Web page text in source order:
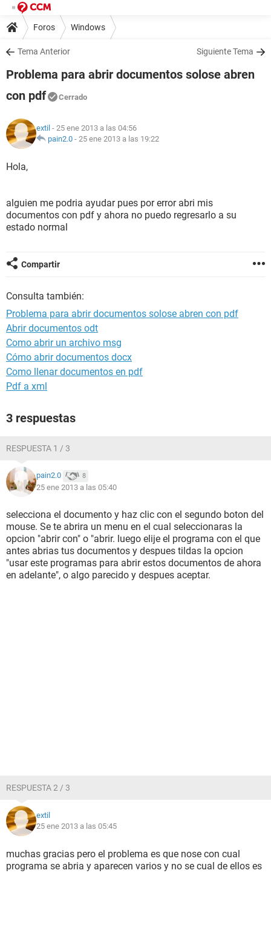
Foros Windows
Tema Anterior Siguiente Tema
Problema para abrir documentos solose abren
con pdf
Cerrado
extil - 25 ene 2013 a las 04:56
pain2.0 - 25 ene 2013 a las 19:22
Hola,
alguien me podria ayudar pues por error abri mis
documentos con pdf y ahora no puedo regresarlo a su
estado normal
Compartir
Consulta también:
Problema para abrir documentos solose abren con pdf
Abrir documentos odt
Como abrir un archivo msg
Cómo abrir documentos docx
Como llenar documentos en pdf
Pdf a xml
3 respuestas
RESPUESTA 1 / 3
pain2.0 8
25 ene 2013 a las 05:40
selecciona el documento y haz clic con el segundo boton del
mouse. Se te abrira un menu en el cual seleccionaras la
opcion "abrir con" o "abrir. luego elije el programa con el que
antes abrias tus documentos y despues tildas la opcion
"usar este programas para abrir estos documentos de ahora
en adelante", o algo parecido y despues aceptar.
RESPUESTA 2 / 3
extil
25 ene 2013 a las 05:45
muchas gracias pero el problema es que nose con cual
programa se abria y aparecen varios y no se cual de ellos es